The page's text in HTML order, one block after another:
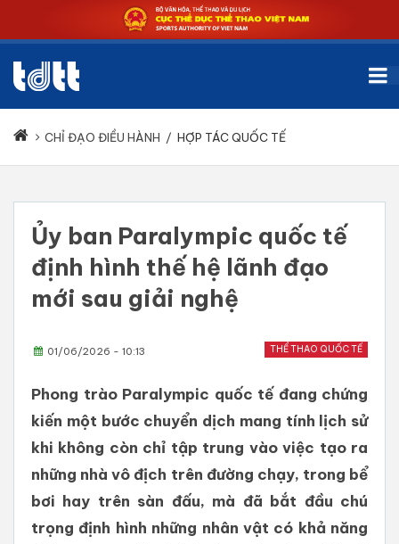
CHỈ ĐẠO ĐIỀU HÀNH / HỢP TÁC QUỐC TẾ
Ủy ban Paralympic quốc tế
định hình thế hệ lãnh đạo
mới sau giải nghệ
THỂ THAO QUỐC TẾ
01/06/2026 - 10:13
Phong trào Paralympic quốc tế đang chứng
kiến một bước chuyển dịch mang tính lịch sử
khi không còn chỉ tập trung vào việc tạo ra
những nhà vô địch trên đường chạy, trong bể
bơi hay trên sàn đấu, mà đã bắt đầu chú
trọng định hình những nhân vật có khả năng